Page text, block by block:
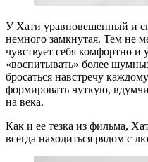
У Хати уравновешенный и
немного замкнутая. Тем не
чувствует себя комфортно
«воспитывать» более
бросаться навстречу
формировать чуткую,
на века.
Как и ее тезка из фильма,
всегда находиться рядом с